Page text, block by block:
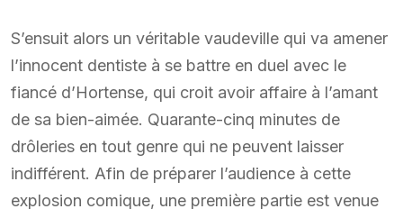
S’ensuit alors un véritable vaudeville qui va amener
l’innocent dentiste à se battre en duel avec le
fiancé d’Hortense, qui croit avoir affaire à l’amant
de sa bien-aimée. Quarante-cinq minutes de
drôleries en tout genre qui ne peuvent laisser
indifférent. Afin de préparer l’audience à cette
explosion comique, une première partie est venue